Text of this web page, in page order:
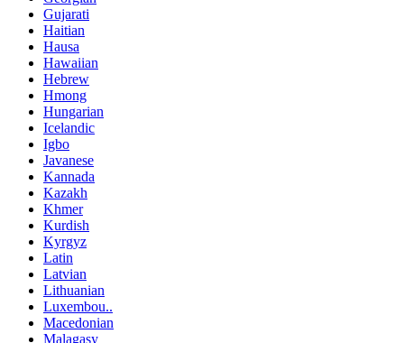
Gujarati
Haitian
Hausa
Hawaiian
Hebrew
Hmong
Hungarian
Icelandic
Igbo
Javanese
Kannada
Kazakh
Khmer
Kurdish
Kyrgyz
Latin
Latvian
Lithuanian
Luxembou..
Macedonian
Malagasy